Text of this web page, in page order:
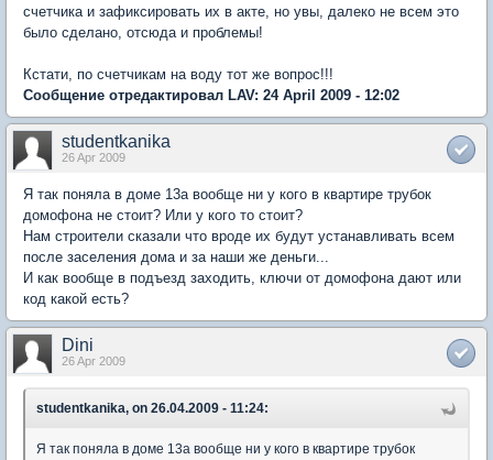
счетчика и зафиксировать их в акте, но увы, далеко не всем это
было сделано, отсюда и проблемы!
Кстати, по счетчикам на воду тот же вопрос!!!
Сообщение отредактировал LAV: 24 April 2009 - 12:02
studentkanika
26 Apr 2009
Я так поняла в доме 13а вообще ни у кого в квартире трубок
домофона не стоит? Или у кого то стоит?
Нам строители сказали что вроде их будут устанавливать всем
после заселения дома и за наши же деньги...
И как вообще в подъезд заходить, ключи от домофона дают или
код какой есть?
Dini
26 Apr 2009
studentkanika, on 26.04.2009 - 11:24:
Я так поняла в доме 13а вообще ни у кого в квартире трубок